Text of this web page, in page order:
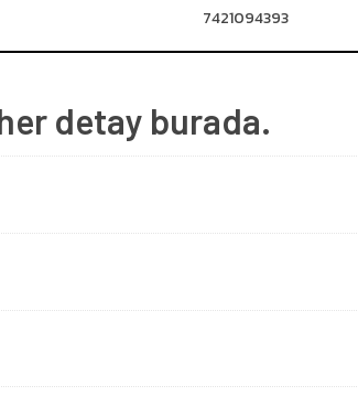
7421094393
detay burada.